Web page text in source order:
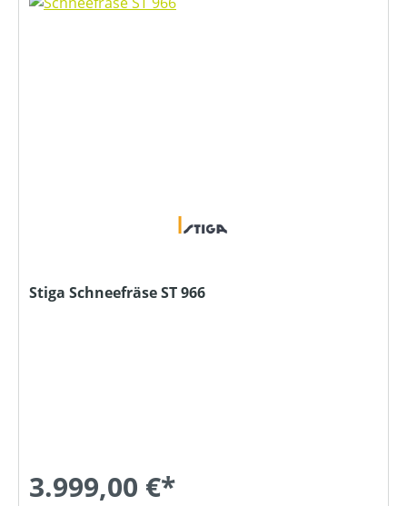
Stiga Schneefräse ST 966
3.999,00 €*